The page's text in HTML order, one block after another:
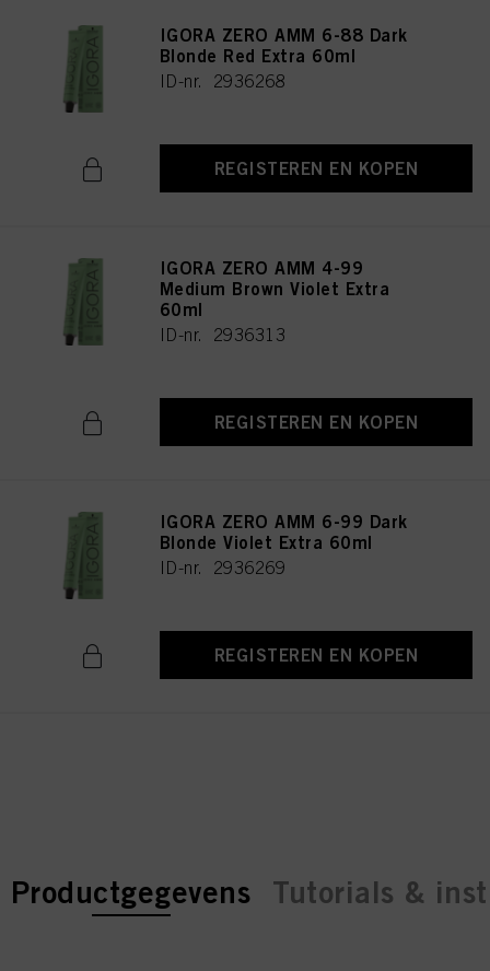
IGORA ZERO AMM 6-88 Dark
Blonde Red Extra 60ml
ID-nr. 2936268
REGISTEREN EN KOPEN
IGORA ZERO AMM 4-99
Medium Brown Violet Extra
60ml
ID-nr. 2936313
REGISTEREN EN KOPEN
IGORA ZERO AMM 6-99 Dark
Blonde Violet Extra 60ml
ID-nr. 2936269
REGISTEREN EN KOPEN
current tab:
current tab:
Productgegevens Tutorials &